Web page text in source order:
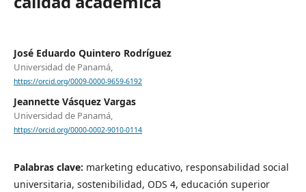
José Eduardo Quintero Rodríguez
Universidad de Panamá,
https://orcid.org/0009-0000-9659-6192
Jeannette Vásquez Vargas
Universidad de Panamá,
https://orcid.org/0000-0002-9010-0114
Palabras clave: marketing educativo, responsabilidad social
universitaria, sostenibilidad, ODS 4, educación superior